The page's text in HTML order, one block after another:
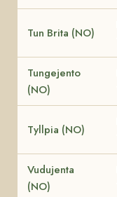
Tun Brita (NO)
Tungejento
(NO)
Tyllpia (NO)
Vudujenta
(NO)